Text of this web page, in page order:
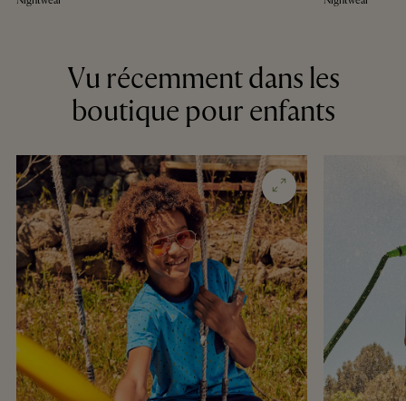
Vu récemment dans les
boutique pour enfants